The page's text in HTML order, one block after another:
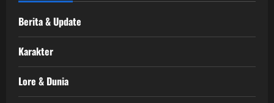
Berita & Update
Karakter
Lore & Dunia